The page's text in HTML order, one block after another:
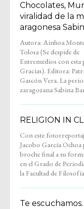
Chocolates,
viralidad de la
aragonesa
Autora: Ainhoa
Tolosa (Se despide de
Entremedios con esta
Gracias). Editora: Patricia
Gascón Vera. La periodista
zaragozana Sabina
tras años como
televisión y locutora de spots
para grandes
comenzó su andadura en
RELIGION IN
Con este
Jacobo García Ochoa
broche final a su
en el Grado de
la Facultad de
Letras y cierra también
etapa como
Entremedios. Su
Te